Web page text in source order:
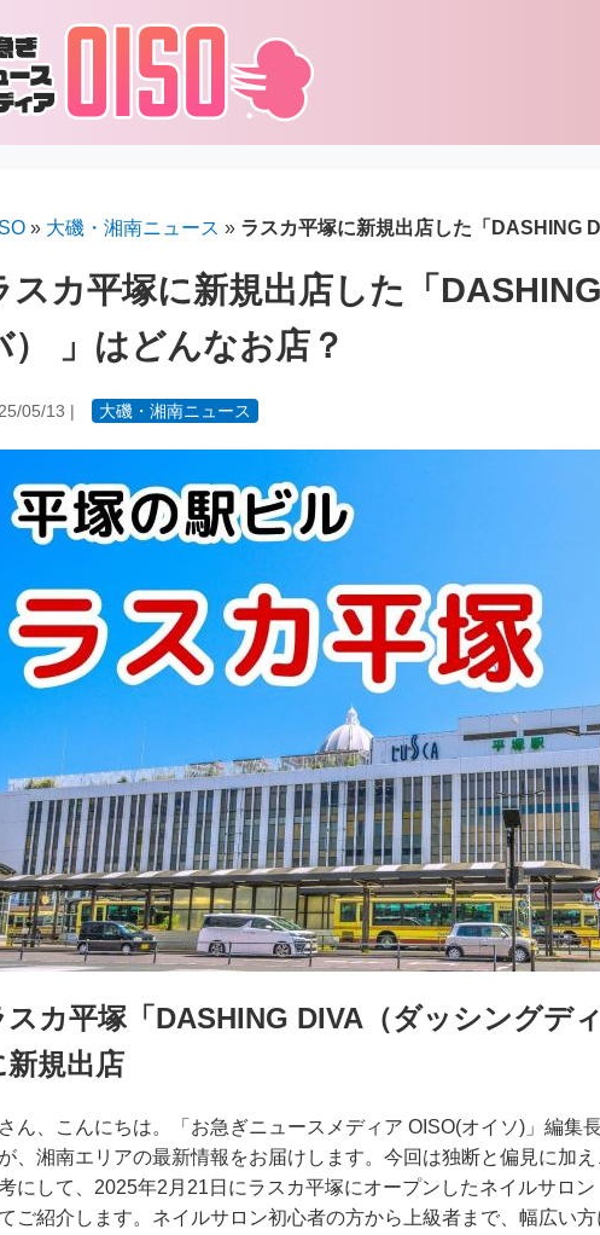
» 大磯・湘南ニュース » ラスカ平塚に新規出店した「DASHING
スカ平塚に新規出店した「
） 」はどんなお店？
05/13 | 大磯・湘南ニュース
スカ平塚「DASHING DIVA（ダッシングデ
新規出店
ん、こんにちは。「お急ぎニュースメディア OISO(オイソ)」編集
、湘南エリアの最新情報をお届けします。今回は独断と偏見に加
にして、2025年2月21日にラスカ平塚にオープンしたネイルサロ
ご紹介します。ネイルサロン初心者の方から上級者まで、幅広い